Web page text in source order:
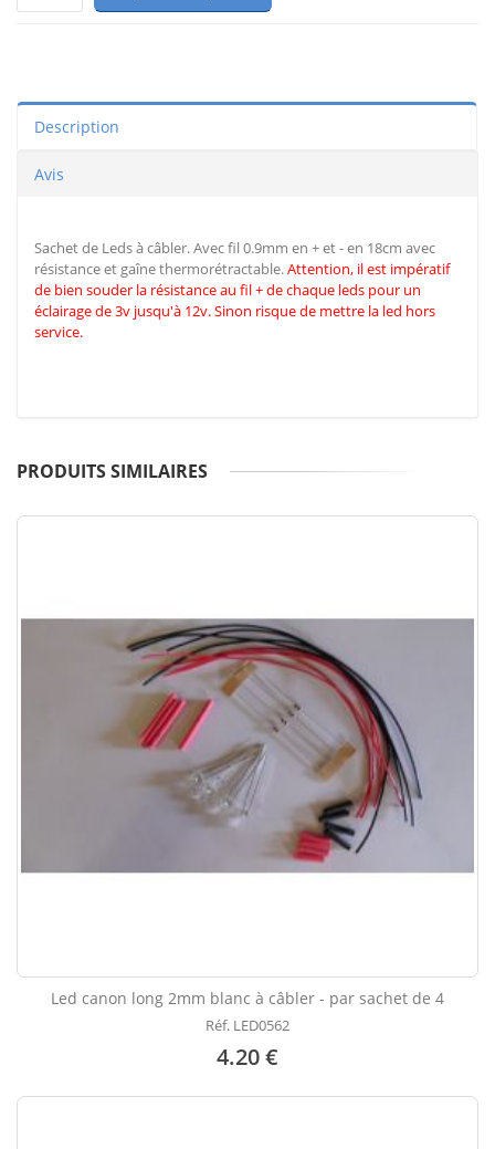
Description
Avis
Sachet de Leds à câbler. Avec fil 0.9mm en + et - en 18cm avec
résistance et gaîne thermorétractable.Attention, il est impératif
de bien souder la résistance au fil + de chaque leds pour un
éclairage de 3v jusqu'à 12v. Sinon risque de mettre la led hors
service.
PRODUITS SIMILAIRES
Led canon long 2mm blanc à câbler - par sachet de 4
Réf. LED0562
4.20 €